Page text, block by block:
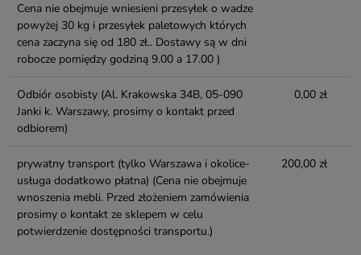
Cena nie obejmuje wniesieni przesyłek o wadze
powyżej 30 kg i przesyłek paletowych których
cena zaczyna się od 180 zł.. Dostawy są w dni
robocze pomiędzy godziną 9.00 a 17.00 )
Odbiór osobisty (Al. Krakowska 34B, 05-090
Janki k. Warszawy, prosimy o kontakt przed
odbiorem)
0,00 zł
prywatny transport (tylko Warszawa i okolice-
usługa dodatkowo płatna) (Cena nie obejmuje
wnoszenia mebli. Przed złożeniem zamówienia
prosimy o kontakt ze sklepem w celu
potwierdzenie dostępności transportu.)
200,00 zł